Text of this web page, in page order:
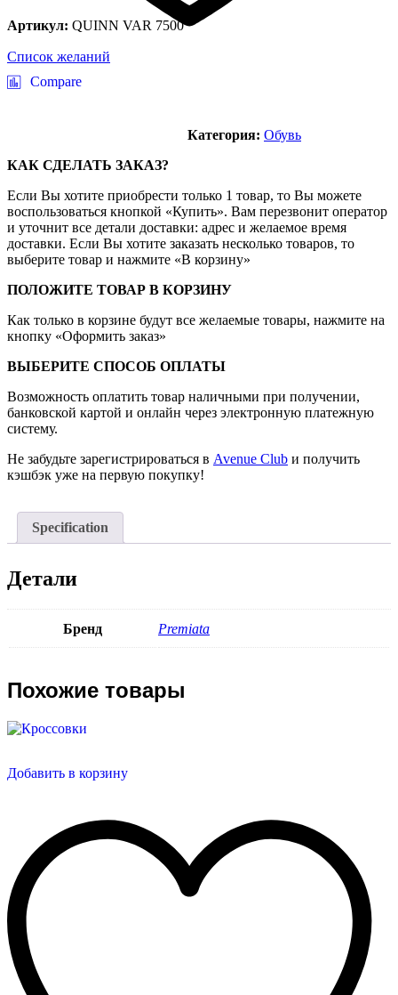
Список желаний
Compare
Артикул: QUINN VAR 7500
Категория: Обувь
КАК СДЕЛАТЬ ЗАКАЗ?
Если Вы хотите приобрести только 1 товар, то Вы можете
воспользоваться кнопкой «Купить». Вам перезвонит оператор
и уточнит все детали доставки: адрес и желаемое время
доставки. Если Вы хотите заказать несколько товаров, то
выберите товар и нажмите «В корзину»
ПОЛОЖИТЕ ТОВАР В КОРЗИНУ
Как только в корзине будут все желаемые товары, нажмите на
кнопку «Оформить заказ»
ВЫБЕРИТЕ СПОСОБ ОПЛАТЫ
Возможность оплатить товар наличными при получении,
банковской картой и онлайн через электронную платежную
систему.
Не забудьте зарегистрироваться в Avenue Club и получить
кэшбэк уже на первую покупку!
Specification
Детали
Бренд Premiata
Похожие товары
Добавить в корзину